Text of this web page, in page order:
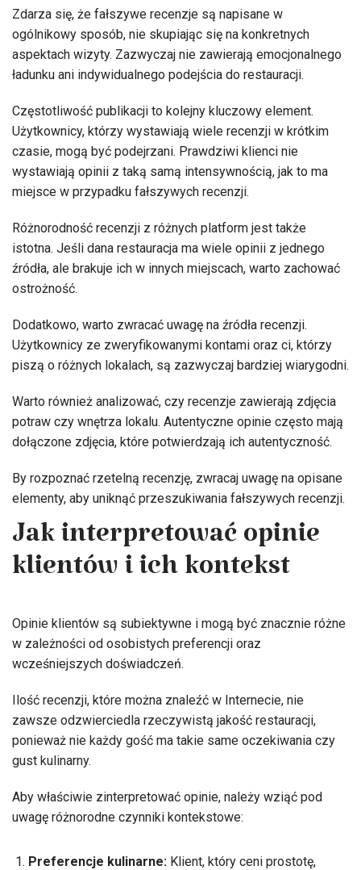
Zdarza się, że fałszywe recenzje są napisane w
ogólnikowy sposób, nie skupiając się na konkretnych
aspektach wizyty. Zazwyczaj nie zawierają emocjonalnego
ładunku ani indywidualnego podejścia do restauracji.
Częstotliwość publikacji to kolejny kluczowy element.
Użytkownicy, którzy wystawiają wiele recenzji w krótkim
czasie, mogą być podejrzani. Prawdziwi klienci nie
wystawiają opinii z taką samą intensywnością, jak to ma
miejsce w przypadku fałszywych recenzji.
Różnorodność recenzji z różnych platform jest także
istotna. Jeśli dana restauracja ma wiele opinii z jednego
źródła, ale brakuje ich w innych miejscach, warto zachować
ostrożność.
Dodatkowo, warto zwracać uwagę na źródła recenzji.
Użytkownicy ze zweryfikowanymi kontami oraz ci, którzy
piszą o różnych lokalach, są zazwyczaj bardziej wiarygodni.
Warto również analizować, czy recenzje zawierają zdjęcia
potraw czy wnętrza lokalu. Autentyczne opinie często mają
dołączone zdjęcia, które potwierdzają ich autentyczność.
By rozpoznać rzetelną recenzję, zwracaj uwagę na opisane
elementy, aby uniknąć przeszukiwania fałszywych recenzji.
Jak interpretować opinie
klientów i ich kontekst
Opinie klientów są subiektywne i mogą być znacznie różne
w zależności od osobistych preferencji oraz
wcześniejszych doświadczeń.
Ilość recenzji, które można znaleźć w Internecie, nie
zawsze odzwierciedla rzeczywistą jakość restauracji,
ponieważ nie każdy gość ma takie same oczekiwania czy
gust kulinarny.
Aby właściwie zinterpretować opinie, należy wziąć pod
uwagę różnorodne czynniki kontekstowe:
Preferencje kulinarne: Klient, który ceni prostotę,